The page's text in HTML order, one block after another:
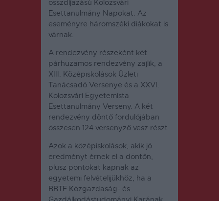
összdíjazású Kolozsvári
Esettanulmány Napokat. Az
eseményre háromszéki diákokat is
várnak.
A rendezvény részeként két
párhuzamos rendezvény zajlik, a
XIII. Középiskolások Üzleti
Tanácsadó Versenye és a XXVI.
Kolozsvári Egyetemista
Esettanulmány Verseny. A két
rendezvény döntő fordulójában
összesen 124 versenyző vesz részt.
Azok a középiskolások, akik jó
eredményt érnek el a döntőn,
plusz pontokat kapnak az
egyetemi felvételijükhöz, ha a
BBTE Közgazdaság- és